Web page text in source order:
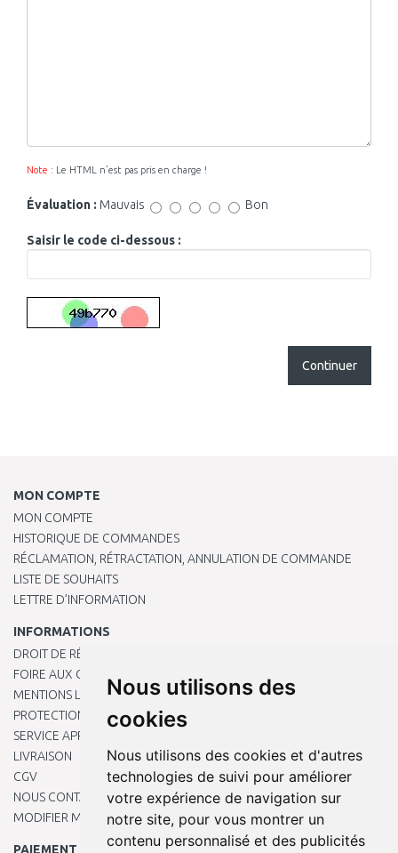
Nous utilisons des
cookies
Nous utilisons des cookies et d'autres
technologies de suivi pour améliorer
votre expérience de navigation sur
notre site, pour vous montrer un
contenu personnalisé et des publicités
Note : Le HTML n’est pas pris en charge !
Évaluation : Mauvais Bon
Saisir le code ci-dessous :
Continuer
MON COMPTE
MON COMPTE
HISTORIQUE DE COMMANDES
RÉCLAMATION, RÉTRACTATION, ANNULATION DE COMMANDE
LISTE DE SOUHAITS
LETTRE D’INFORMATION
INFORMATIONS
DROIT DE RÉTRACTATION
FOIRE AUX QUESTIONS
MENTIONS LÉGALES
PROTECTION DES DONNÉES PERSONNELLES
SERVICE APRÈS-VENTE
LIVRAISON
CGV
NOUS CONTACTER
MODIFIER MES PRÉFÉRENCES DE COOKIES
PAIEMENT EN LIGNE